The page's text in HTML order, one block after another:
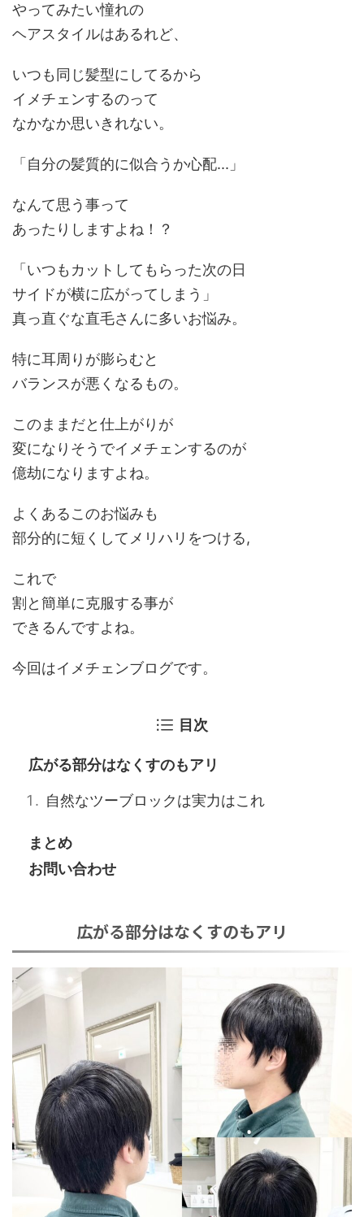
やってみたい憧れの
ヘアスタイルはあるれど、
いつも同じ髪型にしてるから
イメチェンするのって
なかなか思いきれない。
「 自分の髪質的に似合うか心配... 」
なんて思う事って
あったりしますよね！？
「 いつもカットしてもらった次の日
サイドが横に広がってしまう 」
真っ直ぐな直毛さんに多いお悩み。
特に耳周りが膨らむと
バランスが悪くなるもの。
このままだと仕上がりが
変になりそうでイメチェンするのが
億劫になりますよね。
よくあるこのお悩みも
部分的に短くしてメリハリ をつける,
これで
割と簡単に克服する事が
できるんですよね。
今回はイメチェンブログです。
目次
広がる部分はなくすのもアリ
自然なツーブロックは実力はこれ
まとめ
お問い合わせ
広がる部分はなくすのもアリ